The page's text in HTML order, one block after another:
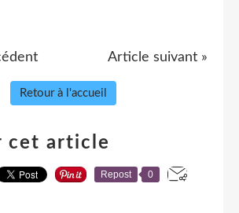
Article suivant »
Retour à l'accueil
cet article
Repost 0